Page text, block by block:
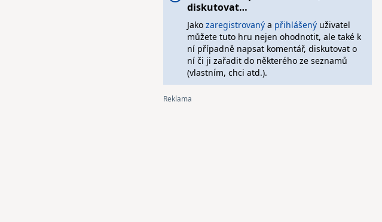
diskutovat…
Jako zaregistrovanýa přihlášenýuživatel
můžete tuto hru nejen ohodnotit, ale také k
ní případně napsat komentář, diskutovat o
ní či ji zařadit do některého ze seznamů
(vlastním, chci atd.).